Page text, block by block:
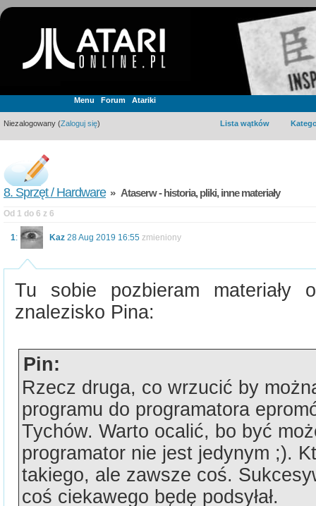
Menu Forum Atariki
Niezalogowany (Zaloguj się) Lista wątków
8. Sprzęt / Hardware» Ataserw - historia, pliki, inne materiały
Od 1 do 6 z 6
1: Kaz 28 Aug 2019 16:55 zmieniony
Tu sobie pozbieram
znalezisko Pina:
Pin:
Rzecz druga, co wrzucić by
programu do programatora
Tychów. Warto ocalić, bo być
programator nie jest jedynym ;).
takiego, ale zawsze coś.
coś ciekawego będę podsyłał.